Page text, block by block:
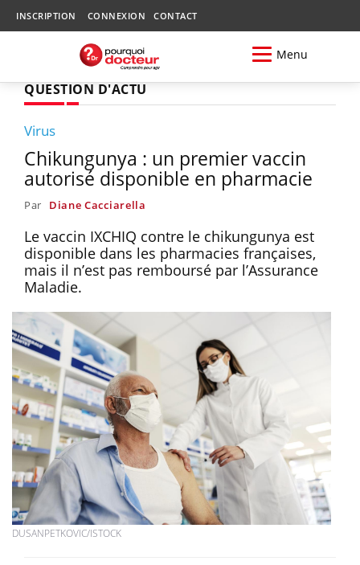
INSCRIPTION CONNEXION CONTACT
Menu
QUESTION D'ACTU
Virus
Chikungunya : un premier vaccin
autorisé disponible en pharmacie
Par Diane Cacciarella
Le vaccin IXCHIQ contre le chikungunya est
disponible dans les pharmacies françaises,
mais il n’est pas remboursé par l’Assurance
Maladie.
DUSANPETKOVIC/ISTOCK